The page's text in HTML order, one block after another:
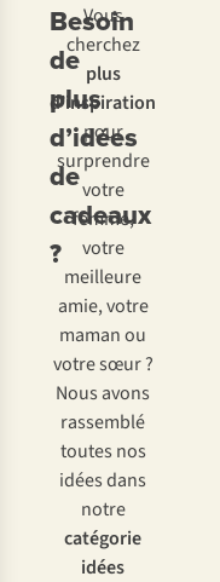
Besoin
de
plus
d’idées
de
cadeaux
?
Vous
cherchez
plus
d’inspiration
pour
surprendre
votre
femme,
votre
meilleure
amie, votre
maman ou
votre sœur ?
Nous avons
rassemblé
toutes nos
idées dans
notre
catégorie
idées